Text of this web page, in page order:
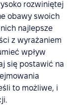
rozwiniętej
obawy swoich
najlepsze
z wyrażaniem
wpływ
się postawić na
to możliwe, i